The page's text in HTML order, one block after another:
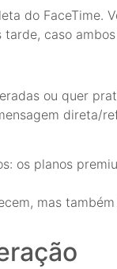
do
caso
ou quer
direta/
os planos
mas